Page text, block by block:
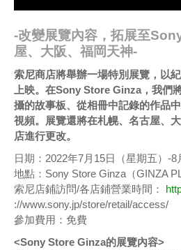
-改變展覽內容，拓展至
屋、大阪、福岡天神-
索尼商店將舉辦一場特別展覽，以
上映。在Sony Store Ginza，我們
攝的故事板、從相冊中記錄的作品
視頻。展覽還將在札幌、名古屋、
店進行更改。
日期：2022年7月15日（星期五）-8
地點：Sony Store Ginza（GINZA
索尼店鋪訪問/各店鋪營業時間：
://www.sony.jp/store/retail/access/
參加費用：免費
<Sony Store Ginza的展覽內容>